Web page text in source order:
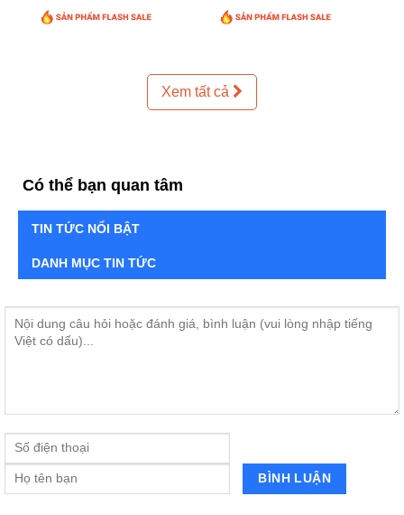
Xem tất cả
Có thể bạn quan tâm
TIN TỨC NỔI BẬT
DANH MỤC TIN TỨC